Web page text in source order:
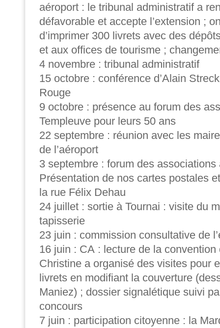
aéroport : le tribunal administratif a
défavorable et accepte l’extension ;
d’imprimer 300 livrets avec des
et aux offices de tourisme ;
4 novembre : tribunal administratif
15 octobre : conférence d’Alain
Rouge
9 octobre : présence au forum des
Templeuve pour leurs 50 ans
22 septembre : réunion avec les
de l’aéroport
3 septembre : forum des associations
Présentation de nos cartes postales
la rue Félix Dehau
24 juillet : sortie à Tournai : visite du
tapisserie
23 juin : commission consultative de
16 juin : CA : lecture de la
Christine a organisé des visites pour
livrets en modifiant la couverture
Maniez) ; dossier signalétique suivi
concours
7 juin : participation citoyenne : la